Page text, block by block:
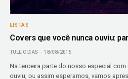
LISTAS
Covers que você nunca ouviu:
TULLIO DIAS 18/08/2015
Na terceira parte do nosso especial com
ouviu, ou assim esperamos, vamos